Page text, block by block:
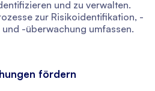
und zu verwalten.
zur Risikoidentifikation, -
-überwachung umfassen.
fördern